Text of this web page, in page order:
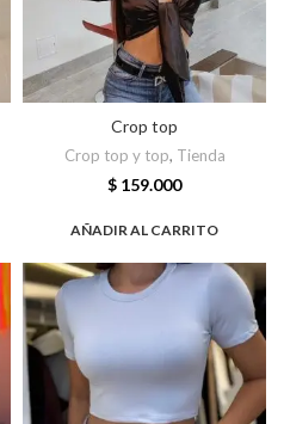
Crop top
Crop top y top, Tienda
$ 159.000
AÑADIR AL CARRITO